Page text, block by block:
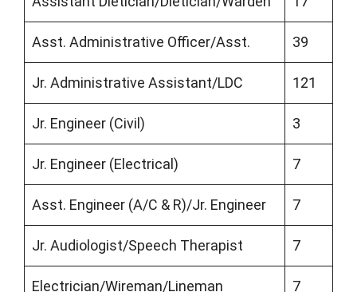
Asst. Administrative Officer/Asst. 39
Jr. Administrative Assistant/LDC 121
Jr. Engineer (Civil) 3
Jr. Engineer (Electrical) 7
Asst. Engineer (A/C & R)/Jr. Engineer 7
Jr. Audiologist/Speech Therapist 7
Electrician/Wireman/Lineman 7